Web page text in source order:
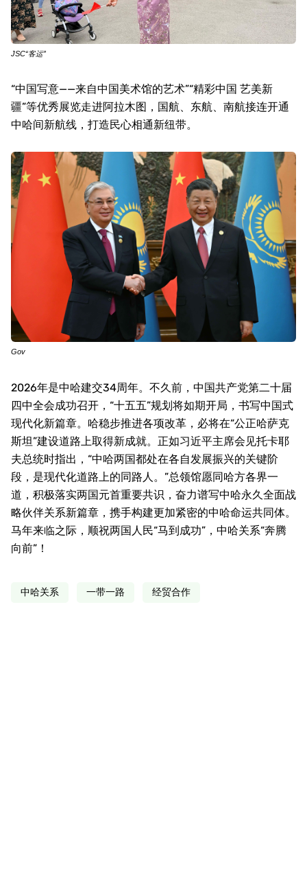
JSC“客运”
“中国写意——来自中国美术馆的艺术”“精彩中国 艺美新
疆”等优秀展览走进阿拉木图，国航、东航、南航接连开通
中哈间新航线，打造民心相通新纽带。
Gov
2026年是中哈建交34周年。不久前，中国共产党第二十届
四中全会成功召开，“十五五”规划将如期开局，书写中国式
现代化新篇章。哈稳步推进各项改革，必将在“公正哈萨克
斯坦”建设道路上取得新成就。正如习近平主席会见托卡耶
夫总统时指出，“中哈两国都处在各自发展振兴的关键阶
段，是现代化道路上的同路人。”总领馆愿同哈方各界一
道，积极落实两国元首重要共识，奋力谱写中哈永久全面战
略伙伴关系新篇章，携手构建更加紧密的中哈命运共同体。
马年来临之际，顺祝两国人民“马到成功”，中哈关系“奔腾
向前”！
中哈关系 一带一路 经贸合作